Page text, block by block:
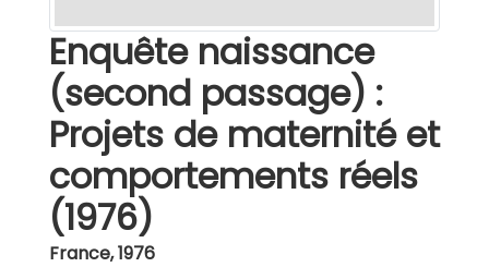
Enquête naissance
(second passage) :
Projets de maternité et
comportements réels
(1976)
France,1976